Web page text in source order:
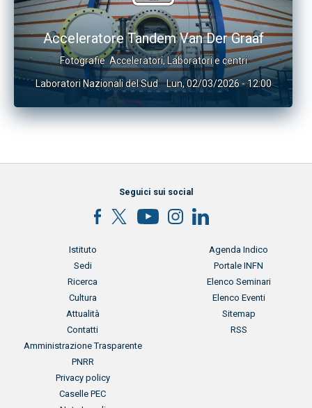
Acceleratore Tandem Van Der Graaf
Fotografie Acceleratori, Laboratori e centri
Laboratori Nazionali del Sud Lun, 02/03/2026 - 12:00
Seguici sui social
Menu footer
Istituto
Sedi
Ricerca
Cultura
Attualità
Contatti
Menu footer 2
Agenda Indico
Portale INFN
Elenco Seminari
Elenco Eventi
Sitemap
RSS
Menu footer 3
Amministrazione Trasparente
PNRR
Privacy policy
Caselle PEC